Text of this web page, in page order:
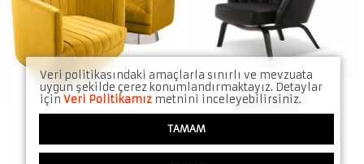
Wins Berjer
Veri politikasındaki amaçlarla sınırlı ve mevzuata
uygun şekilde çerez konumlandırmaktayız. Detaylar
için Veri Politikamızmetnini inceleyebilirsiniz.
TAMAM